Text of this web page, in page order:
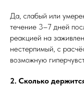
Да, слабый или
течение 3–7 дней
реакцией на
нестерпимый, с
возможную
2. Сколько